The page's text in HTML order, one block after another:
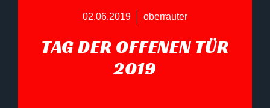
02.06.2019 oberrauter
TAG DER OFFENEN TÜR
2019